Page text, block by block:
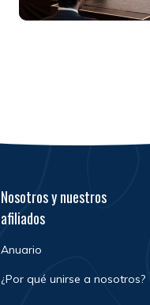
Nosotros y nuestros
afiliados
Anuario
¿Por qué unirse a nosotros?